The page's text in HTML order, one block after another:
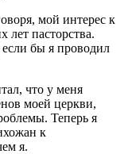
мой интерес к
лет пасторства.
бы я проводил
что у меня
моей церкви,
Теперь я
к
я.